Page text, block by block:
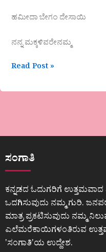
ಹಮೀದಾ ಬೇಗಂ ದೇಸಾಯಿ
ನನ್ನ ಮಕ್ಕಳಿವರೇನಮ್ಮ
Read Post »
ಸಂಗಾತಿ
ಕನ್ನಡದ ಓದುಗರಿಗೆ ಉತ್ತಮವಾದ
ಒದಗಿಸುವುದು ನಮ್ಮ ಗುರಿ.
ಮಾತ್ರ ಪ್ರಕಟಿಸುವುದು ನಮ್ಮ
ಎಲೆಮರೆಕಾಯಿಗಳಂತಿರುವ
ʼಸಂಗಾತಿʼಯ ಉದ್ದೇಶ.